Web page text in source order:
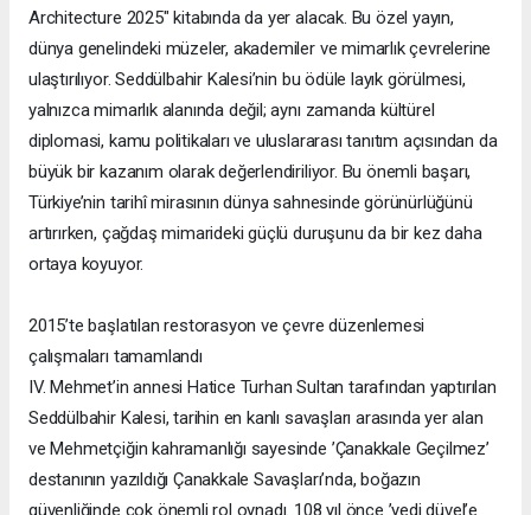
Architecture 2025" kitabında da yer alacak. Bu özel yayın,
dünya genelindeki müzeler, akademiler ve mimarlık çevrelerine
ulaştırılıyor. Seddülbahir Kalesi’nin bu ödüle layık görülmesi,
yalnızca mimarlık alanında değil; aynı zamanda kültürel
diplomasi, kamu politikaları ve uluslararası tanıtım açısından da
büyük bir kazanım olarak değerlendiriliyor. Bu önemli başarı,
Türkiye’nin tarihî mirasının dünya sahnesinde görünürlüğünü
artırırken, çağdaş mimarideki güçlü duruşunu da bir kez daha
ortaya koyuyor.
2015’te başlatılan restorasyon ve çevre düzenlemesi
çalışmaları tamamlandı
IV. Mehmet’in annesi Hatice Turhan Sultan tarafından yaptırılan
Seddülbahir Kalesi, tarihin en kanlı savaşları arasında yer alan
ve Mehmetçiğin kahramanlığı sayesinde ’Çanakkale Geçilmez’
destanının yazıldığı Çanakkale Savaşları’nda, boğazın
güvenliğinde çok önemli rol oynadı. 108 yıl önce ’yedi düvel’e